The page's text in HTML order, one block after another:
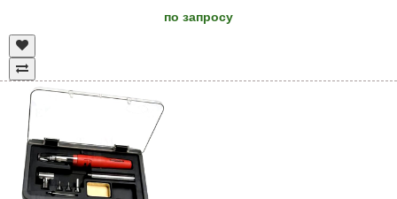
по запросу